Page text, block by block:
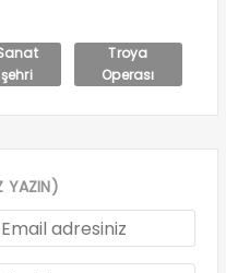
şehri
Troya
Operası
YAZIN)